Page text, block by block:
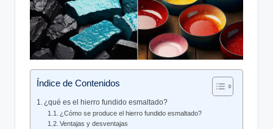
Índice de Contenidos
¿qué es ⁣el hierro fundido esmaltado?
¿Cómo se produce el hierro fundido ‍esmaltado?
Ventajas y desventajas